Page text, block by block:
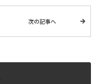
次の記事へ